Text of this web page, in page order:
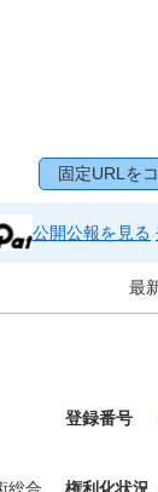
固定URLを
公開公報を見る
最
登録番号